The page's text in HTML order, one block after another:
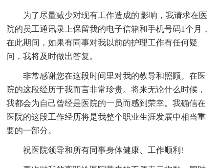
为了尽量减少对现有工作造成的'影响，我请求在医
院的员工通讯录上保留我的电子信箱和手机号码1个月，
在此期间，如果有同事对我以前的护理工作有任何疑
问，我将及时做出答复。
非常感谢您在这段时间里对我的教导和照顾。在医
院的这段经历于我而言非常珍贵。将来无论什么时候，
我都会为自己曾经是医院的一员而感到荣幸。我确信在
医院的这段工作经历将是我整个职业生涯发展中相当重
要的一部分。
祝医院领导和所有同事身体健康、工作顺利!